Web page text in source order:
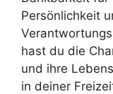
Persönlichkeit
hast du die
und ihre
in deiner